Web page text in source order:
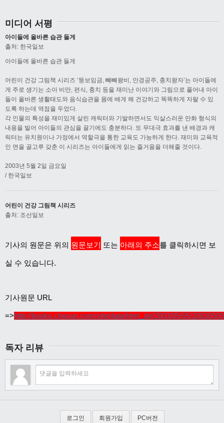
미디어 서평
아이들에 올바른 습관 들게
출처: 한국일보
아이들에 올바른 습관 들게
어린이 건강 그림책 시리즈 ‘뚱보임금, 빼빼왕비, 안경공주, 충치왕자’는 아이들에
게 주로 생기는 소아 비만, 편식, 충치 등을 재미난 이야기와 그림으로 풀어내 아이
들이 올바른 생활태도와 음식습관을 몸에 배게 해 건강하고 똑똑하게 자랄 수 있
도록 하는데 역점을 두었다.
각 인물의 특성을 재미있게 살린 캐릭터와 기발하면서도 익살스러운 만화 형식의
내용을 빌어 아이들의 관심을 끌기에도 충분하다. 또 무대극 효과를 낸 배경과 캐
릭터는 유치원이나 가정에서 역할극을 통한 교육도 가능하게 한다. 재미와 교육적
인 면을 골고루 갖춘 이 시리즈는 아이들에게 읽는 즐거움을 더해줄 것이다.
2003년 5월 2일 금요일
/ 한국일보
어린이 건강 그림책 시리즈
출처: 조선일보
기사의 원문은 위의 원문보기 또는 아래의 주소를 클릭하시면 보
실 수 있습니다.
기사원문 URL
=>http://books.chosun.com/site/data/html_dir/2003/05/05/
독자 리뷰
로그인 회원가입 PC버전